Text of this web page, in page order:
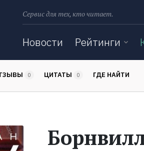
Сервис для тех, кто читает.
Новости Рейтинги
0 ЦИТАТЫ 0 ГДЕ НАЙТИ